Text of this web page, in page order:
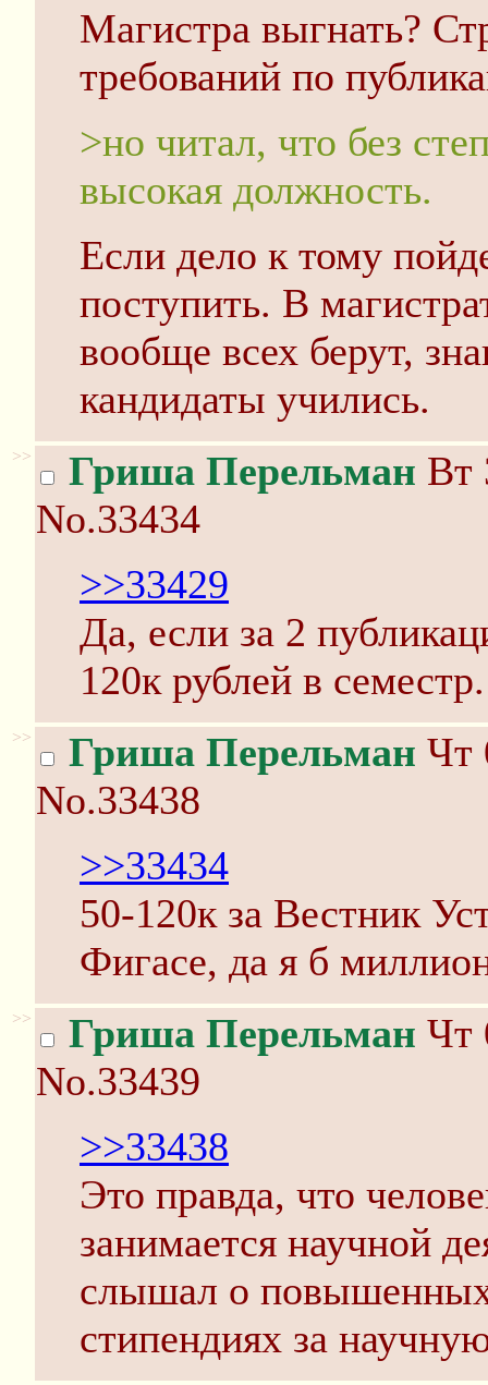
Магистра выгнать?
требований по
>но читал, что без
высокая должность.
Если дело к тому
поступить. В
вообще всех берут,
кандидаты учились.
>> Гриша Перельман Вт
No.33434
>>33429
Да, если за 2
120к рублей в
>> Гриша Перельман Чт
No.33438
>>33434
50-120к за Вестник
Фигасе, да я б
>> Гриша Перельман Чт
No.33439
>>33438
Это правда, что
занимается научной
слышал о
стипендиях за